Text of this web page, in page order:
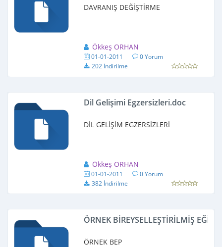
DAVRANIŞ DEĞİŞTİRME
Ökkeş ORHAN
01-01-2011
0 Yorum
202 İndirilme
Dil Gelişimi Egzersizleri.doc
DİL GELİŞİM EGZERSİZLERİ
Ökkeş ORHAN
01-01-2011
0 Yorum
382 İndirilme
ÖRNEK BİREYSELLEŞTİRİLMİŞ
ÖRNEK BEP